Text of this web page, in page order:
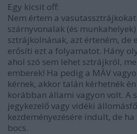
Egy kicsit off:
Nem értem a
szárnyvonalak (és
sztrájkolnának, azt érteném, de
erősíti ezt a folyamatot. Hány
ahol szó sem lehet sztrájkról,
emberek! Ha pedig a MÁV
kérnek, akkor talán kérhetnék
korábban állami vagyon volt. A
jegykezelő vagy vidéki
kezdeményezésére indult, de
bocs.